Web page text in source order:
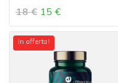
0
out
of
5
18€ 15 €
In offerta!